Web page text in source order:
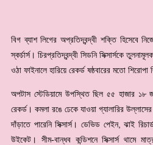
বিগ ব্যাশ লিগের অপ্রতিদ্বন্দ্বী শক্তি হিসেবে
স্কর্চার্স। চিরপ্রতিদ্বন্দ্বী সিডনি সিক্সার্সকে
ওঠা ফাইনালে হারিয়ে রেকর্ড ষষ্ঠবারের মতো শিরোপা
অপটাস স্টেডিয়ামে উপস্থিত ছিল ৫৫ হাজার ১৮
রেকর্ড। কমলা রঙে ঢেকে যাওয়া গ্যালারির
দাঁড়াতে পারেনি সিক্সার্স। ডেভিড পেইন, ঝাই
উইকেট। সীম-বান্ধব কন্ডিশনে সিক্সার্স থামে